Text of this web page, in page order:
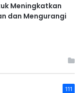
Meningkatkan
dan Mengurangi
111